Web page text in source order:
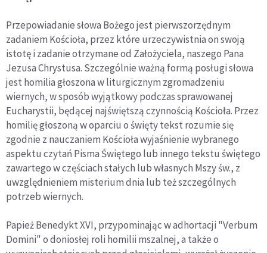
Przepowiadanie słowa Bożego jest pierwszorzędnym
zadaniem Kościoła, przez które urzeczywistnia on swoją
istotę i zadanie otrzymane od Założyciela, naszego Pana
Jezusa Chrystusa. Szczególnie ważną formą posługi słowa
jest homilia głoszona w liturgicznym zgromadzeniu
wiernych, w sposób wyjątkowy podczas sprawowanej
Eucharystii, będącej najświętszą czynnością Kościoła. Przez
homilię głoszoną w oparciu o święty tekst rozumie się
zgodnie z nauczaniem Kościoła wyjaśnienie wybranego
aspektu czytań Pisma Świętego lub innego tekstu świętego
zawartego w częściach stałych lub własnych Mszy św., z
uwzględnieniem misterium dnia lub też szczególnych
potrzeb wiernych.
Papież Benedykt XVI, przypominając w adhortacji "Verbum
Domini" o doniosłej roli homilii mszalnej, a także o